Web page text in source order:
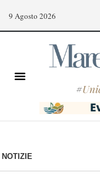
9 Agosto 2026
#
NOTIZIE